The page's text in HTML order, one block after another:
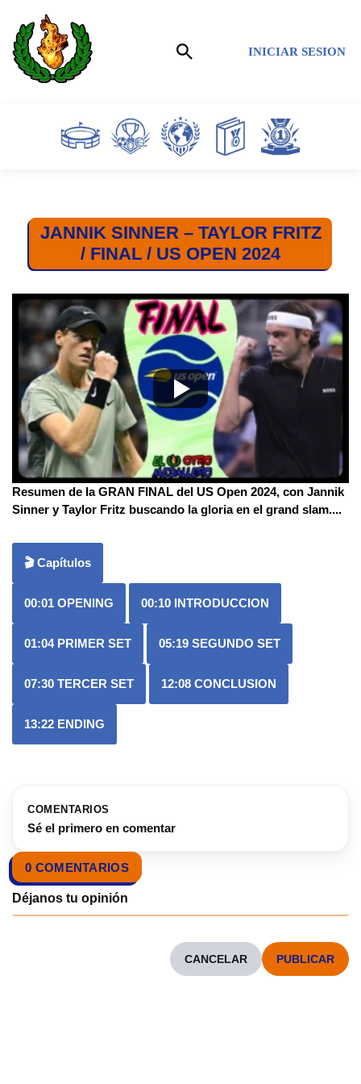
Saltar
al
contenido
INICIAR SESION
JANNIK SINNER – TAYLOR FRITZ
/ FINAL / US OPEN 2024
Resumen de la GRAN FINAL del US Open 2024, con Jannik
Sinner y Taylor Fritz buscando la gloria en el grand slam....
🎬 Capítulos
00:01 OPENING 00:10 INTRODUCCION
01:04 PRIMER SET 05:19 SEGUNDO SET
07:30 TERCER SET 12:08 CONCLUSION
13:22 ENDING
COMENTARIOS
Sé el primero en comentar
0 COMENTARIOS
CANCELAR